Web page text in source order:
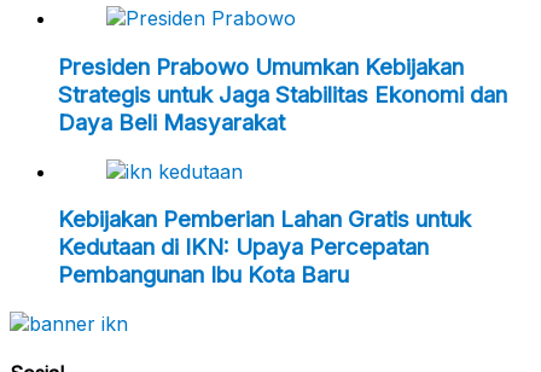
Presiden Prabowo Umumkan Kebijakan
Strategis untuk Jaga Stabilitas Ekonomi dan
Daya Beli Masyarakat
Kebijakan Pemberian Lahan Gratis untuk
Kedutaan di IKN: Upaya Percepatan
Pembangunan Ibu Kota Baru